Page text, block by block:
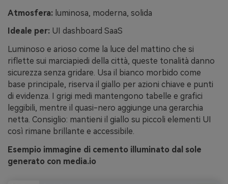
Atmosfera: luminosa, moderna, solida
Ideale per: UI dashboard SaaS
Luminoso e arioso come la luce del mattino che si
riflette sui marciapiedi della città, queste tonalità danno
sicurezza senza gridare. Usa il bianco morbido come
base principale, riserva il giallo per azioni chiave e punti
di evidenza. I grigi medi mantengono tabelle e grafici
leggibili, mentre il quasi-nero aggiunge una gerarchia
netta. Consiglio: mantieni il giallo su piccoli elementi UI
così rimane brillante e accessibile.
Esempio immagine di cemento illuminato dal sole
generato con media.io